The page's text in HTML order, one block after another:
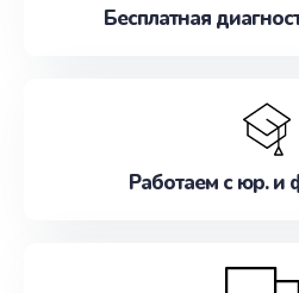
Бесплатная
Работаем с юр. и